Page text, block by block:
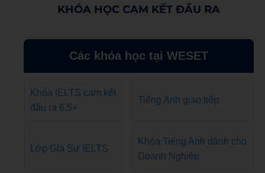
KHÓA HỌC CAM KẾT ĐẦU RA
Các khóa học tại WESET
Khóa IELTS cam kết
đầu ra 6.5+
Tiếng Anh giao tiếp
Lớp Gia Sư IELTS
Khóa Tiếng Anh dành cho
Doanh Nghiệp